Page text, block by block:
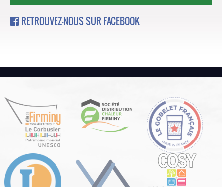
RETROUVEZ-NOUS SUR FACEBOOK